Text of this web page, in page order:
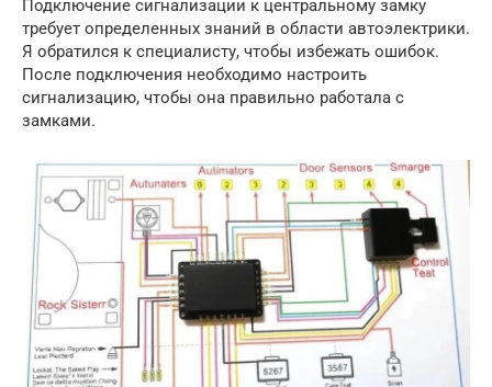
Подключение сигнализации к центральному замку
требует определенных знаний в области автоэлектрики.
Я обратился к специалисту, чтобы избежать ошибок.
После подключения необходимо настроить
сигнализацию, чтобы она правильно работала с
замками.